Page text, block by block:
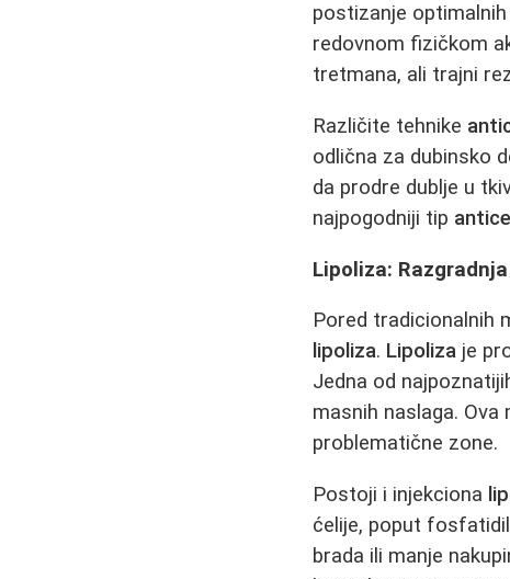
postizanje
redovnom fizičkom
tretmana, ali trajni
Različite tehnike
odlična za dubinsko
da prodre dublje u
najpogodniji tip
Lipoliza:
Pored tradicionalnih
lipoliza. Lipoliza je
Jedna od
masnih naslaga.
problematične zone.
Postoji i injekciona
ćelije, poput
brada ili manje